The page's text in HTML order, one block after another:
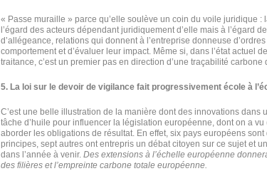
« Passe muraille » parce qu’elle soulève un coin du voile juridique
l’égard des acteurs dépendant juridiquement d’elle mais à l’égard
d’allégeance, relations qui donnent à l’entreprise donneuse d’ordres
comportement et d’évaluer leur impact. Même si, dans l’état actuel
traitance, c’est un premier pas en direction d’une traçabilité carbone
5. La loi sur le devoir de vigilance fait progressivement école à
C’est une belle illustration de la manière dont des innovations dans
tâche d’huile pour influencer la législation européenne, dont on a
aborder les obligations de résultat. En effet, six pays européens
principes, sept autres ont entrepris un débat citoyen sur ce sujet et
dans l’année à venir. Des extensions à l’échelle européenne
des filières et l’empreinte carbone totale européenne.